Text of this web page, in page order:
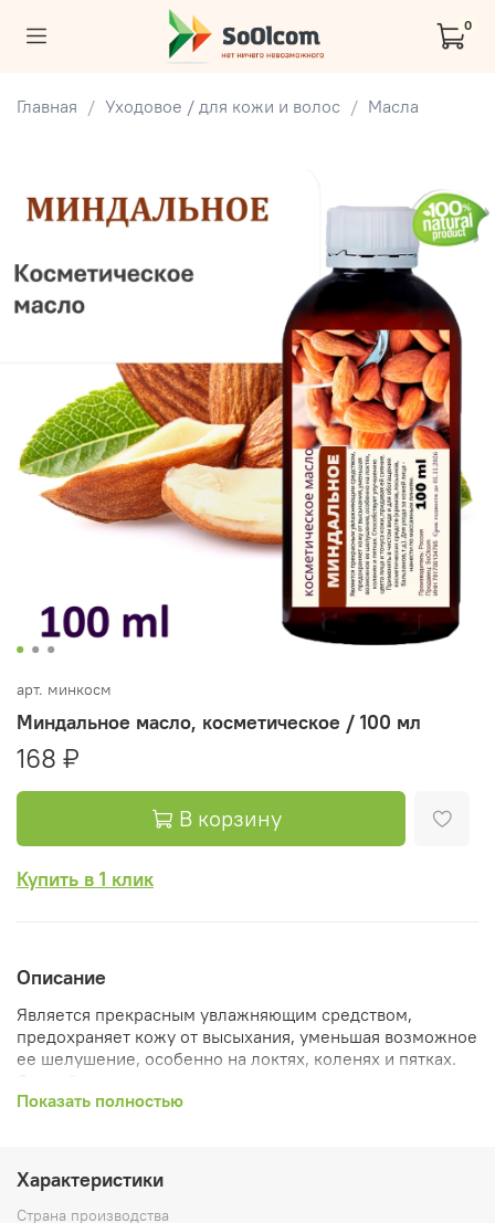
0
Главная Уходовое / для кожи и волос Масла
арт. минкосм
Миндальное масло, косметическое / 100 мл
168 ₽
В корзину
Купить в 1 клик
Описание
Является прекрасным увлажняющим средством,
предохраняет кожу от высыхания, уменьшая возможное
ее шелушение, особенно на локтях, коленях и пятках.
придавая ей сияние.
Питание
Показать полностью
Характеристики
Страна производства